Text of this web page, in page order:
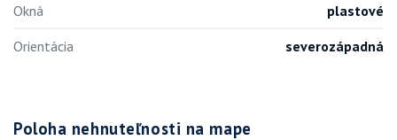
Okná
plastové
Orientácia
severozápadná
Poloha nehnuteľnosti na mape